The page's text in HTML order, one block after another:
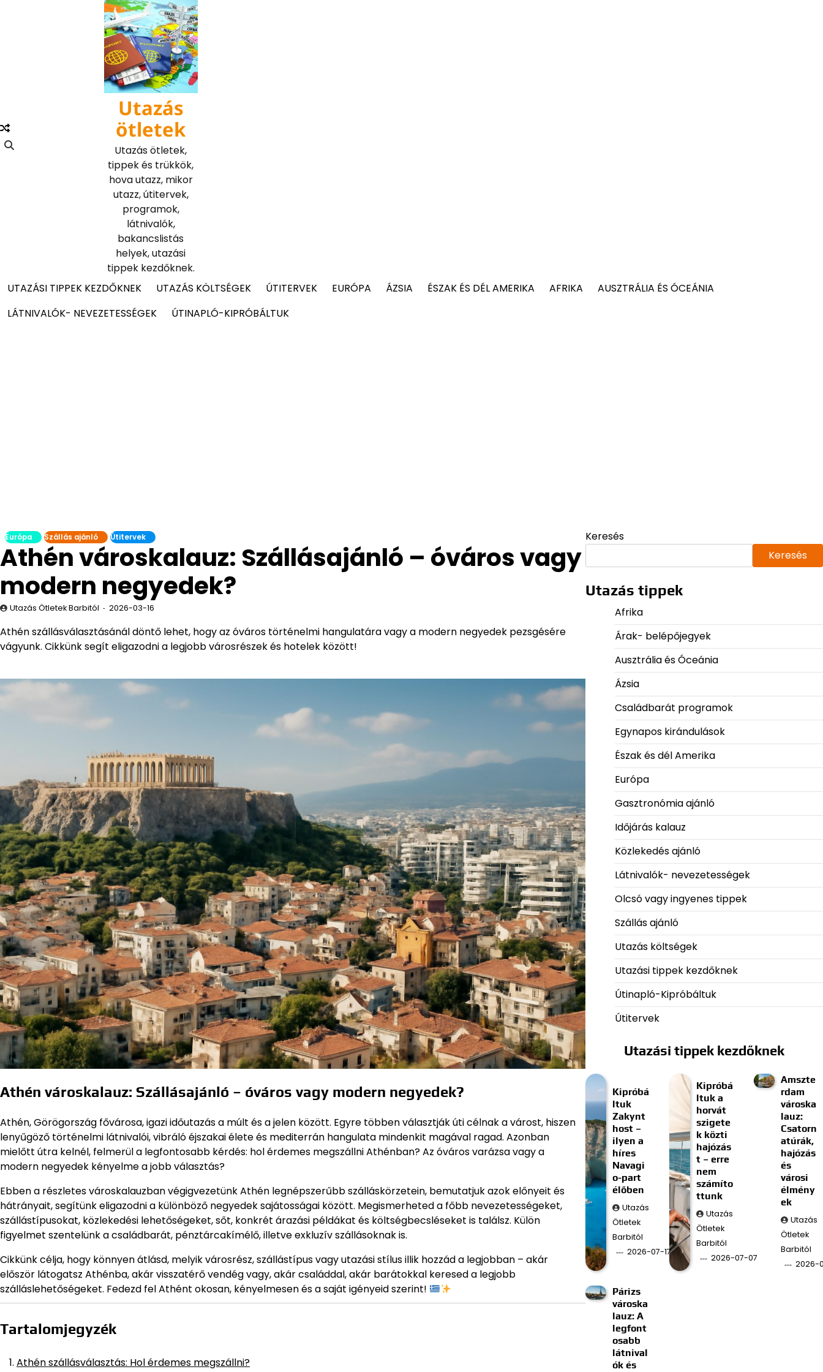
Utazás
ötletek
Utazás ötletek,
tippek és trükkök,
hova utazz, mikor
utazz, útitervek,
programok,
látnivalók,
bakancslistás
helyek, utazási
tippek kezdőknek.
UTAZÁSI TIPPEK KEZDŐKNEK
UTAZÁS KÖLTSÉGEK ÚTITERVEK EURÓPA ÁZSIA ÉSZAK ÉS DÉL AMERIKA AFRIKA
AUSZTRÁLIA ÉS ÓCEÁNIA
LÁTNIVALÓK- NEVEZETESSÉGEK
ÚTINAPLÓ-KIPRÓBÁLTUK
Európa Szállás ajánló Útitervek
Athén városkalauz: Szállásajánló – óváros vagy
modern negyedek?
Utazás Ötletek Barbitól 2026-03-16
Athén szállásválasztásánál döntő lehet, hogy az óváros történelmi hangulatára vagy a modern negyedek pezsgésére
vágyunk. Cikkünk segít eligazodni a legjobb városrészek és hotelek között!
Athén városkalauz: Szállásajánló – óváros vagy modern negyedek?
Athén, Görögország fővárosa, igazi időutazás a múlt és a jelen között. Egyre többen választják úti célnak a várost, hiszen
lenyűgöző történelmi látnivalói, vibráló éjszakai élete és mediterrán hangulata mindenkit magával ragad. Azonban
mielőtt útra kelnél, felmerül a legfontosabb kérdés: hol érdemes megszállni Athénban? Az óváros varázsa vagy a
modern negyedek kényelme a jobb választás?
Ebben a részletes városkalauzban végigvezetünk Athén legnépszerűbb szálláskörzetein, bemutatjuk azok előnyeit és
hátrányait, segítünk eligazodni a különböző negyedek sajátosságai között. Megismerheted a főbb nevezetességeket,
szállástípusokat, közlekedési lehetőségeket, sőt, konkrét árazási példákat és költségbecsléseket is találsz. Külön
figyelmet szentelünk a családbarát, pénztárcakímélő, illetve exkluzív szállásoknak is.
Cikkünk célja, hogy könnyen átlásd, melyik városrész, szállástípus vagy utazási stílus illik hozzád a legjobban – akár
először látogatsz Athénba, akár visszatérő vendég vagy, akár családdal, akár barátokkal keresed a legjobb
szálláslehetőségeket. Fedezd fel Athént okosan, kényelmesen és a saját igényeid szerint!
Tartalomjegyzék
Athén szállásválasztás: Hol érdemes megszállni?
Keresés
Keresés
Utazás tippek
Afrika
Árak- belépőjegyek
Ausztrália és Óceánia
Ázsia
Családbarát programok
Egynapos kirándulások
Észak és dél Amerika
Európa
Gasztronómia ajánló
Időjárás kalauz
Közlekedés ajánló
Látnivalók- nevezetességek
Olcsó vagy ingyenes tippek
Szállás ajánló
Utazás költségek
Utazási tippek kezdőknek
Útinapló-Kipróbáltuk
Útitervek
Utazási tippek kezdőknek
Kipróbá
ltuk
Zakynt
host –
ilyen a
híres
Navagi
o-part
élőben
Utazás
Ötletek
Barbitól
2026-07-17
Kipróbá
ltuk a
horvát
szigete
k közti
hajózás
t – erre
nem
számíto
ttunk
Utazás
Ötletek
Barbitól
2026-07-07
Amszte
rdam
városka
lauz:
Csatorn
atúrák,
hajózás
és
városi
élmény
ek
Utazás
Ötletek
Barbitól
2026-
Párizs
városka
lauz: A
legfont
osabb
látnival
ók és